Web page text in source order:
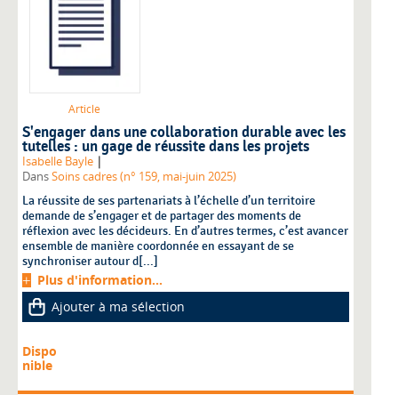
Article
S'engager dans une collaboration durable avec les
tutelles : un gage de réussite dans les projets
Isabelle Bayle |
DansSoins cadres (n° 159, mai-juin 2025)
La réussite de ses partenariats à l’échelle d’un territoire
demande de s’engager et de partager des moments de
réflexion avec les décideurs. En d’autres termes, c’est avancer
ensemble de manière coordonnée en essayant de se
synchroniser autour d[...]
Plus d'information...
Ajouter à ma sélection
Dispo
nible